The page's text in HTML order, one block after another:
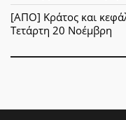
[ΑΠΟ] Κράτος και
Τετάρτη 20 Νοέμβρη